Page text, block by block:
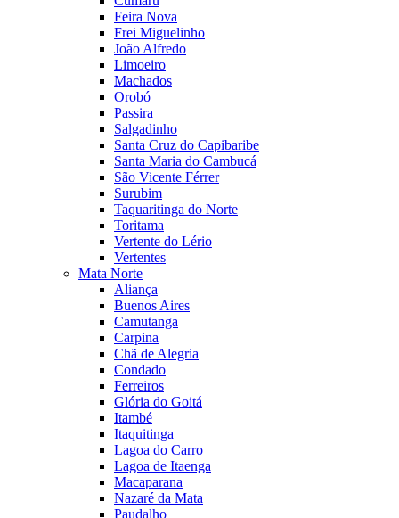
Feira Nova
Frei Miguelinho
João Alfredo
Limoeiro
Machados
Orobó
Passira
Salgadinho
Santa Cruz do Capibaribe
Santa Maria do Cambucá
São Vicente Férrer
Surubim
Taquaritinga do Norte
Toritama
Vertente do Lério
Vertentes
Mata Norte
Aliança
Buenos Aires
Camutanga
Carpina
Chã de Alegria
Condado
Ferreiros
Glória do Goitá
Itambé
Itaquitinga
Lagoa do Carro
Lagoa de Itaenga
Macaparana
Nazaré da Mata
Paudalho